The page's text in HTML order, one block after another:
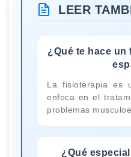
LEER
¿Qué te hace
La fisioterapia es
enfoca en el
problemas musculoe
¿Qué